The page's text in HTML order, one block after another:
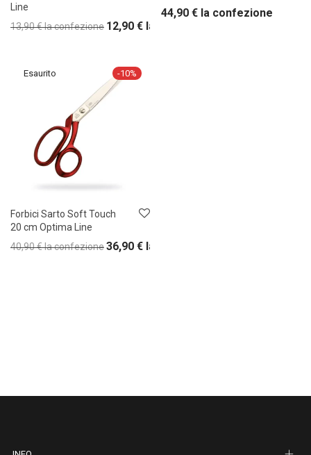
Line
13,90€la confezione 12,90 € la confezione
44,90 € la confezione
-10%
Forbici Sarto Soft Touch
20 cm Optima Line
40,90€la confezione36,90 € la confezione